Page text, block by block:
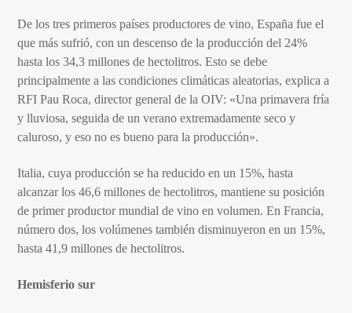
De los tres primeros países productores de vino, España fue el
que más sufrió, con un descenso de la producción del 24%
hasta los 34,3 millones de hectolitros. Esto se debe
principalmente a las condiciones climáticas aleatorias, explica a
RFI Pau Roca, director general de la OIV: «Una primavera fría
y lluviosa, seguida de un verano extremadamente seco y
caluroso, y eso no es bueno para la producción».
Italia, cuya producción se ha reducido en un 15%, hasta
alcanzar los 46,6 millones de hectolitros, mantiene su posición
de primer productor mundial de vino en volumen. En Francia,
número dos, los volúmenes también disminuyeron en un 15%,
hasta 41,9 millones de hectolitros.
Hemisferio sur